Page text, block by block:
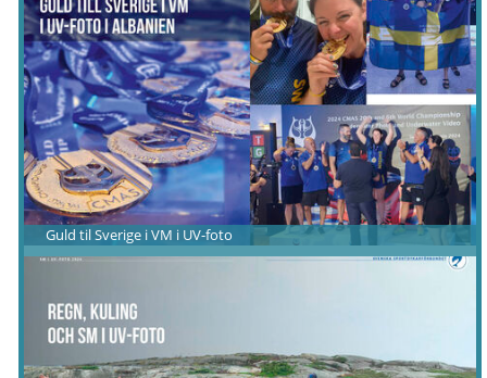
Guld til Sverige i VM i UV-foto